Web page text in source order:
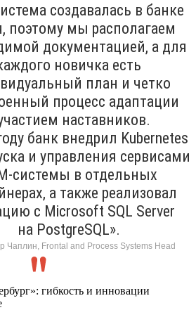
создавалась в банке
поэтому мы располагаем
документацией, а для
новичка есть
план и четко
процесс адаптации
наставников.
банк внедрил Kubernetes
и управления сервисами
системы в отдельных
а также реализовал
с Microsoft SQL Server
на PostgreSQL».
Чаплин, Frontal and Process Systems Head